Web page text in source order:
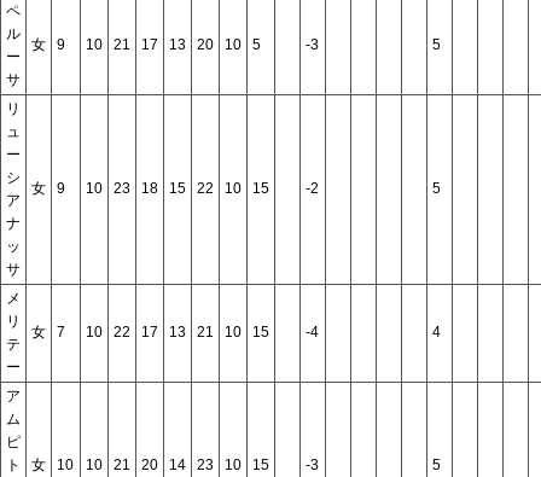
ペ
ル
ー
サ
女 9 10 21 17 13 20 10 5 -3 5
リ
ュ
ー
シ
ア
ナ
ッ
サ
女 9 10 23 18 15 22 10 15 -2 5
メ
リ
テ
ー
女 7 10 22 17 13 21 10 15 -4 4
ア
ム
ピ
ト
女 10 10 21 20 14 23 10 15 -3 5